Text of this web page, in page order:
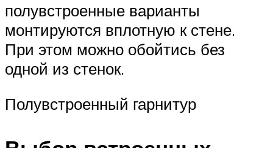
полувстроенные варианты
монтируются вплотную к стене.
При этом можно обойтись без
одной из стенок.
Полувстроенный гарнитур